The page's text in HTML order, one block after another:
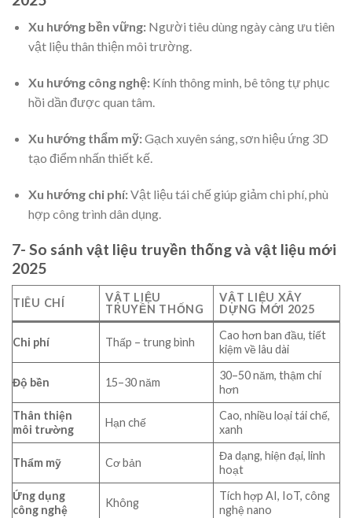
Xu hướng bền vững:Người tiêu dùng ngày càng ưu tiên
vật liệu thân thiện môi trường.
Xu hướng công nghệ:Kính thông minh, bê tông tự phục
hồi dần được quan tâm.
Xu hướng thẩm mỹ:Gạch xuyên sáng, sơn hiệu ứng 3D
tạo điểm nhấn thiết kế.
Xu hướng chi phí:Vật liệu tái chế giúp giảm chi phí, phù
hợp công trình dân dụng.
7- So sánh vật liệu truyền thống và vật liệu mới
2025
TIÊU CHÍ
VẬT LIỆU
TRUYỀN THỐNG
VẬT LIỆU XÂY
DỰNG MỚI 2025
Chi phí Thấp – trung bình
Cao hơn ban đầu, tiết
kiệm về lâu dài
Độ bền 15–30 năm
30–50 năm, thậm chí
hơn
Thân thiện
môi trường
Hạn chế
Cao, nhiều loại tái chế,
xanh
Thẩm mỹ Cơ bản
Đa dạng, hiện đại, linh
hoạt
Ứng dụng
công nghệ
Không
Tích hợp AI, IoT, công
nghệ nano